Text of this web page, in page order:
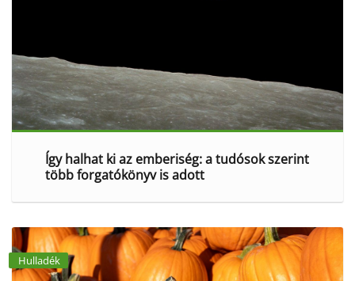
Így halhat ki az emberiség: a tudósok szerint
több forgatókönyv is adott
Hulladék